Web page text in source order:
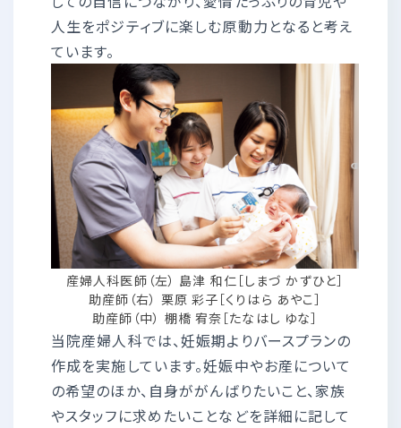
人生をポジティブに楽しむ原動力となると考え
ています。
産婦人科医師（左） 島津 和仁［しまづ かずひと］
助産師（右） 栗原 彩子［くりはら あやこ］
助産師（中） 棚橋 宥奈［たなはし ゆな］
当院産婦人科では、妊娠期よりバースプランの
作成を実施しています。妊娠中やお産について
の希望のほか、自身ががんばりたいこと、家族
やスタッフに求めたいことなどを詳細に記して